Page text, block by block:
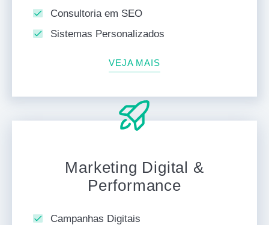
Consultoria em SEO
Sistemas Personalizados
VEJA MAIS
Marketing Digital &
Performance
Campanhas Digitais